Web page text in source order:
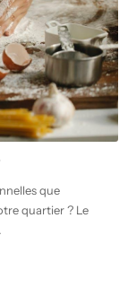
que
quartier ? Le